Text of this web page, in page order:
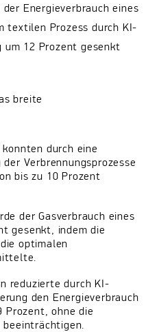
Energieverbrauch eines
textilen Prozess durch KI-
um 12 Prozent gesenkt
breite
durch eine
Verbrennungsprozesse
bis zu 10 Prozent
der Gasverbrauch eines
gesenkt, indem die
optimalen
reduzierte durch KI-
den Energieverbrauch
Prozent, ohne die
beeinträchtigen.